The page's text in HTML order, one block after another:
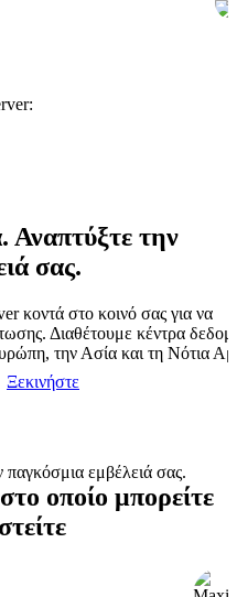
Αναπτύξτε την
σας.
κοντά στο κοινό σας για να
Διαθέτουμε κέντρα
την Ασία και τη Νότια
Ξεκινήστε
οποίο μπορείτε